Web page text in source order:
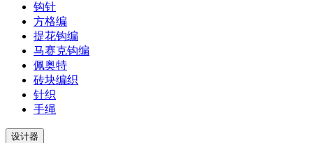
钩针
方格编
提花钩编
马赛克钩编
佩奥特
砖块编织
针织
手绳
设计器